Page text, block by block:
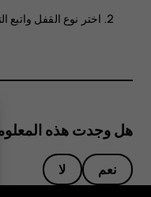
الهواتف
الهواتف
اختر نوع القفل واتبع
هل وجدت هذه
نعم لا